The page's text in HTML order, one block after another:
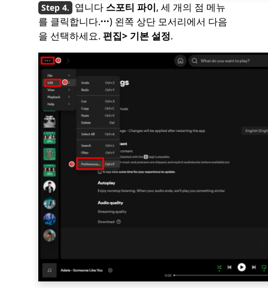
엽니다 스포티 파이, 세 개의 점 메뉴
를 클릭합니다.···) 왼쪽 상단 모서리에서 다음
을 선택하세요. 편집> 기본 설정.